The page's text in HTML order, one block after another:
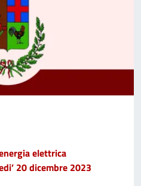
elettrica
20 dicembre 2023